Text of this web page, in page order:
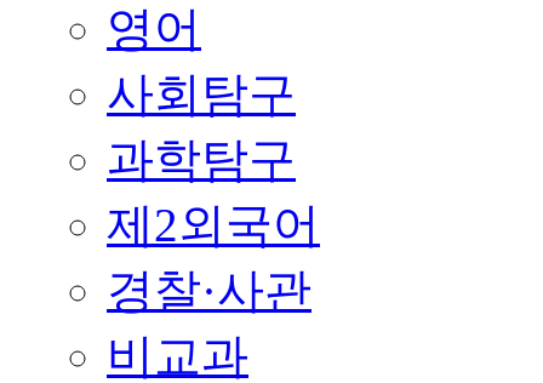
영어
사회탐구
과학탐구
제2외국어
경찰·사관
비교과